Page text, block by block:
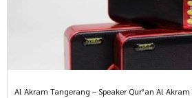
Al Akram Tangerang – Speaker Qur’an Al